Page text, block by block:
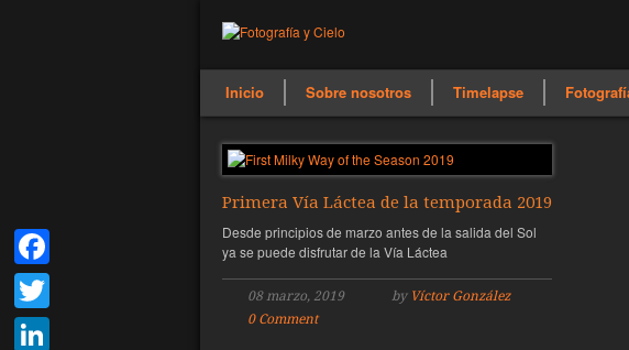
Inicio Sobre nosotros Timelapse
Primera Vía Láctea de la temporada 2019
Desde principios de marzo antes de la salida del Sol
ya se puede disfrutar de la Vía Láctea
08 marzo, 2019 by Víctor González
0 Comment
Facebook
Twitter